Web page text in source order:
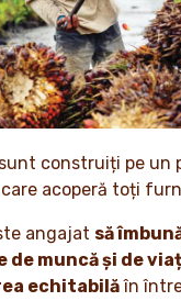
construiți pe un
acoperă toți
angajat să
de muncă și de
echitabilăîn